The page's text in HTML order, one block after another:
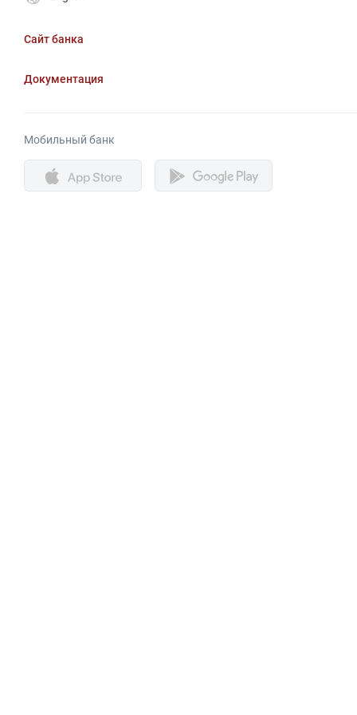
Сайт банка
Документация
Мобильный банк